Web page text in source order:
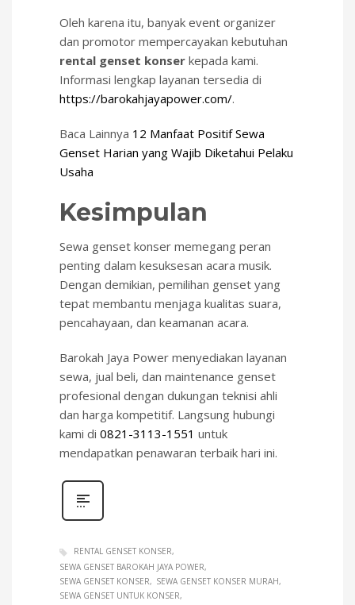
Oleh karena itu, banyak event organizer
dan promotor mempercayakan kebutuhan
rental genset konser kepada kami.
Informasi lengkap layanan tersedia di
https://barokahjayapower.com/.
Baca Lainnya 12 Manfaat Positif Sewa
Genset Harian yang Wajib Diketahui Pelaku
Usaha
Kesimpulan
Sewa genset konser memegang peran
penting dalam kesuksesan acara musik.
Dengan demikian, pemilihan genset yang
tepat membantu menjaga kualitas suara,
pencahayaan, dan keamanan acara.
Barokah Jaya Power menyediakan layanan
sewa, jual beli, dan maintenance genset
profesional dengan dukungan teknisi ahli
dan harga kompetitif. Langsung hubungi
kami di 0821-3113-1551 untuk
mendapatkan penawaran terbaik hari ini.
RENTAL GENSET KONSER
SEWA GENSET BAROKAH JAYA POWER
SEWA GENSET KONSER
SEWA GENSET KONSER MURAH
SEWA GENSET UNTUK KONSER